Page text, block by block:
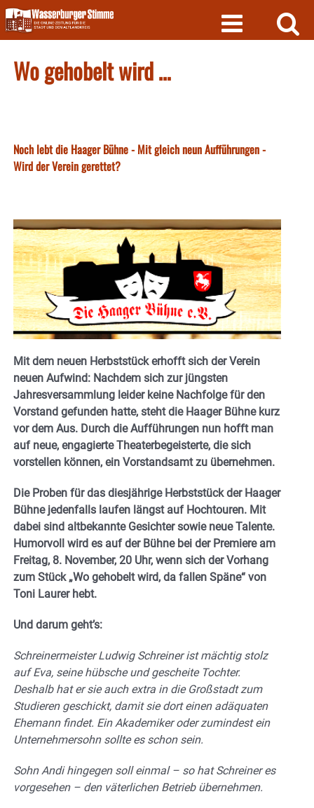
Skip
to
content
Wo gehobelt wird …
Noch lebt die Haager Bühne - Mit gleich neun Aufführungen -
Wird der Verein gerettet?
Mit dem neuen Herbststück erhofft sich der Verein
neuen Aufwind: Nachdem sich zur jüngsten
Jahresversammlung leider keine Nachfolge für den
Vorstand gefunden hatte, steht die Haager Bühne kurz
vor dem Aus. Durch die Aufführungen nun hofft man
auf neue, engagierte Theaterbegeisterte, die sich
vorstellen können, ein Vorstandsamt zu übernehmen.
Die Proben für das diesjährige Herbststück der Haager
Bühne jedenfalls laufen längst auf Hochtouren. Mit
dabei sind altbekannte Gesichter sowie neue Talente.
Humorvoll wird es auf der Bühne bei der Premiere am
Freitag, 8. November, 20 Uhr, wenn sich der Vorhang
zum Stück „Wo gehobelt wird, da fallen Späne“ von
Toni Laurer hebt.
Und darum geht’s:
Schreinermeister Ludwig Schreiner ist mächtig stolz
auf Eva, seine hübsche und gescheite Tochter.
Deshalb hat er sie auch extra in die Großstadt zum
Studieren geschickt, damit sie dort einen adäquaten
Ehemann findet. Ein Akademiker oder zumindest ein
Unternehmersohn sollte es schon sein.
Sohn Andi hingegen soll einmal – so hat Schreiner es
vorgesehen – den väterlichen Betrieb übernehmen.